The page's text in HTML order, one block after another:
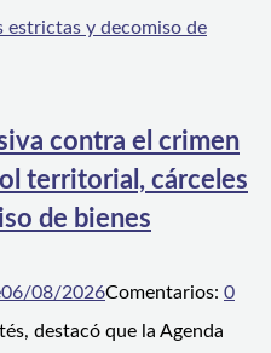
contra el crimen
territorial, cárceles
de bienes
06/08/2026Comentarios: 0
destacó que la Agenda